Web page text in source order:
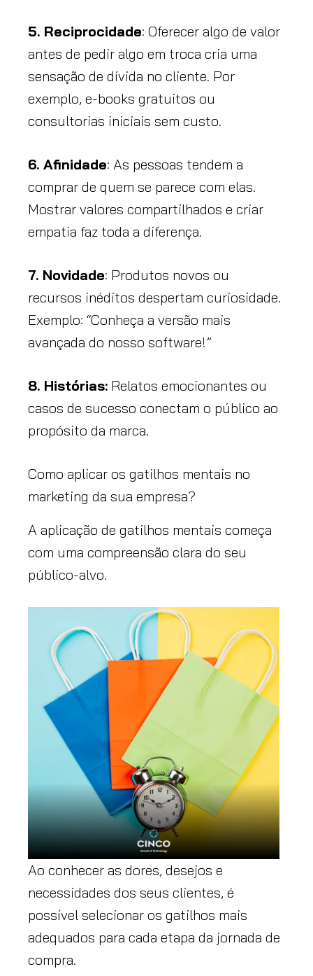
5. Reciprocidade: Oferecer algo de valor
antes de pedir algo em troca cria uma
sensação de dívida no cliente. Por
exemplo, e-books gratuitos ou
consultorias iniciais sem custo.
6. Afinidade: As pessoas tendem a
comprar de quem se parece com elas.
Mostrar valores compartilhados e criar
empatia faz toda a diferença.
7. Novidade: Produtos novos ou
recursos inéditos despertam curiosidade.
Exemplo: “Conheça a versão mais
avançada do nosso software!”
8. Histórias: Relatos emocionantes ou
casos de sucesso conectam o público ao
propósito da marca.
Como aplicar os gatilhos mentais no
marketing da sua empresa?
A aplicação de gatilhos mentais começa
com uma compreensão clara do seu
público-alvo.
Ao conhecer as dores, desejos e
necessidades dos seus clientes, é
possível selecionar os gatilhos mais
adequados para cada etapa da jornada de
compra.